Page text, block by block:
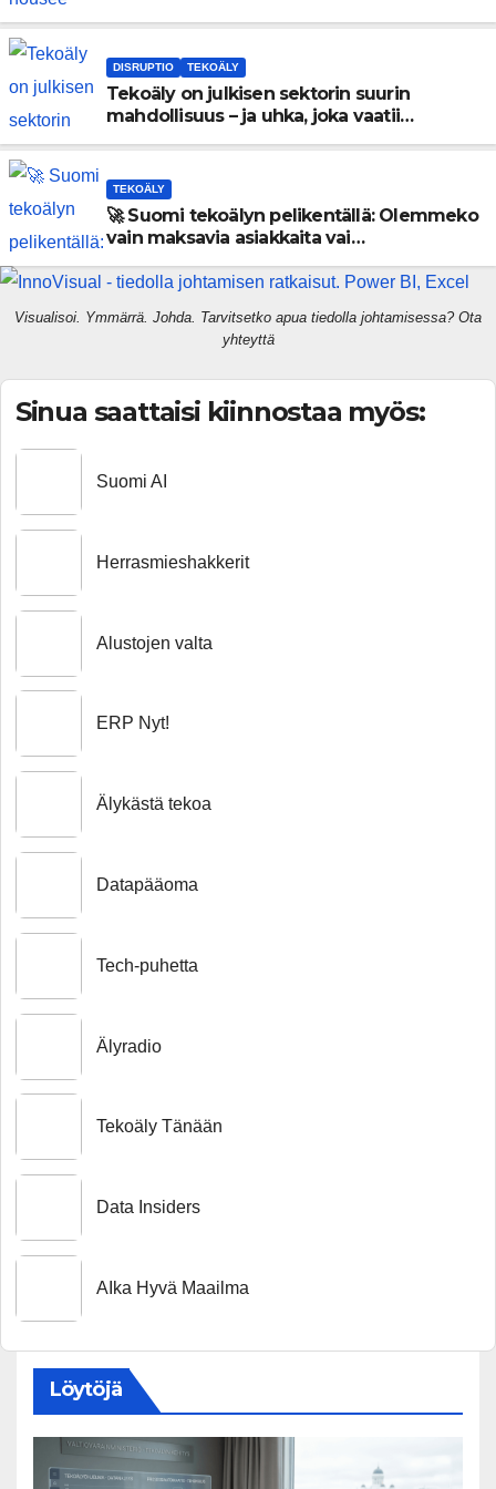
DISRUPTIO TEKOÄLY
Tekoäly on julkisen sektorin suurin
mahdollisuus – ja uhka, joka vaatii
TEKOÄLY
🚀 Suomi tekoälyn pelikentällä: Olemmeko
vain maksavia asiakkaita vai
gigatehtaan?
Visualisoi. Ymmärrä. Johda. Tarvitsetko apua tiedolla johtamisessa? Ota
yhteyttä
Sinua saattaisi kiinnostaa myös:
Suomi AI
Herrasmieshakkerit
Alustojen valta
ERP Nyt!
Älykästä tekoa
Datapääoma
Tech-puhetta
Älyradio
Tekoäly Tänään
Data Insiders
AIka Hyvä Maailma
Löytöjä